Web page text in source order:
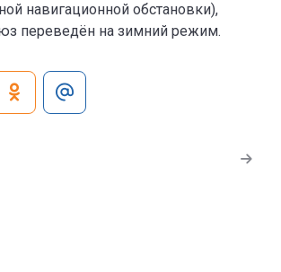
навигационной обстановки),
переведён на зимний режим.